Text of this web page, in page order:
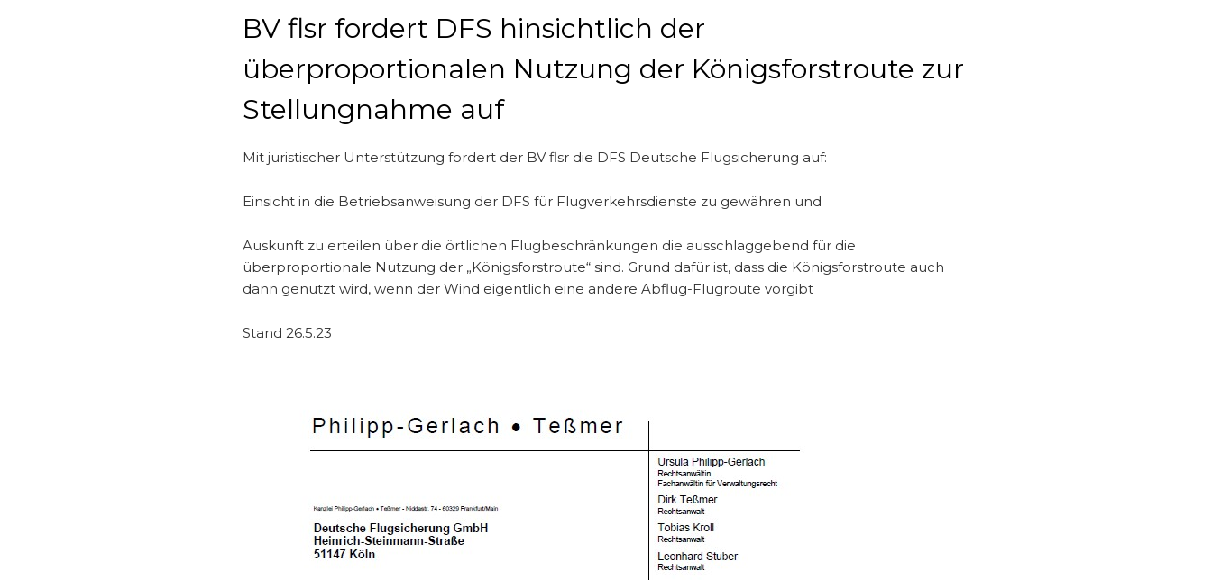
BV flsr fordert DFS hinsichtlich der
überproportionalen Nutzung der Königsforstroute zur
Stellungnahme auf
Mit juristischer Unterstützung fordert der BV flsr die DFS Deutsche Flugsicherung auf:
Einsicht in die Betriebsanweisung der DFS für Flugverkehrsdienste zu gewähren und
Auskunft zu erteilen über die örtlichen Flugbeschränkungen die ausschlaggebend für die
überproportionale Nutzung der „Königsforstroute“ sind. Grund dafür ist, dass die Königsforstroute auch
dann genutzt wird, wenn der Wind eigentlich eine andere Abflug-Flugroute vorgibt
Stand 26.5.23